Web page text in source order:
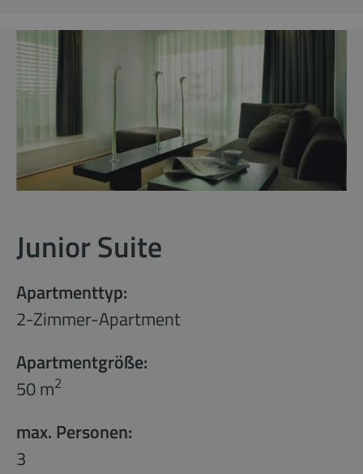
Junior Suite
Apartmenttyp:
2-Zimmer-Apartment
Apartmentgröße:
50 m2
max. Personen:
3